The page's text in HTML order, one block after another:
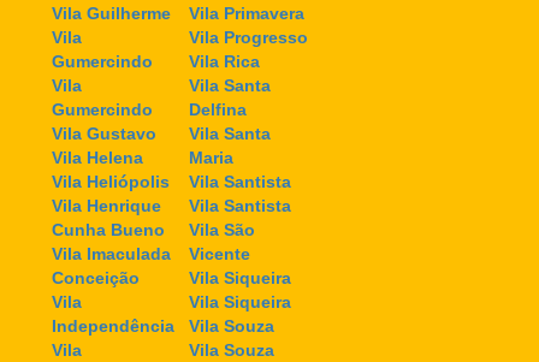
Vila Guilherme
Vila
Gumercindo
Vila
Gumercindo
Vila Gustavo
Vila Helena
Vila Heliópolis
Vila Henrique
Cunha Bueno
Vila Imaculada
Conceição
Vila
Independência
Vila
Vila Primavera
Vila Progresso
Vila Rica
Vila Santa
Delfina
Vila Santa
Maria
Vila Santista
Vila Santista
Vila São
Vicente
Vila Siqueira
Vila Siqueira
Vila Souza
Vila Souza